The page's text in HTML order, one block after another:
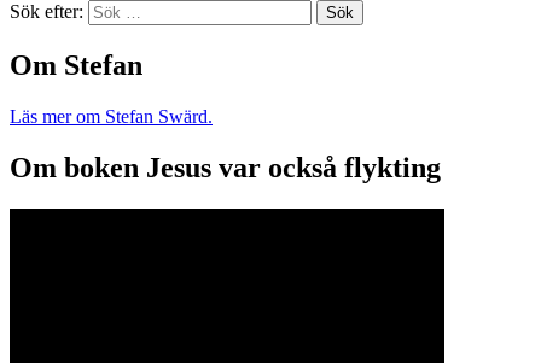
Sök efter:
Om Stefan
Läs mer om Stefan Swärd.
Om boken Jesus var också flykting